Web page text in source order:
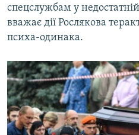
спецслужбам у
вважає дії Рослякова
психа-одинака.